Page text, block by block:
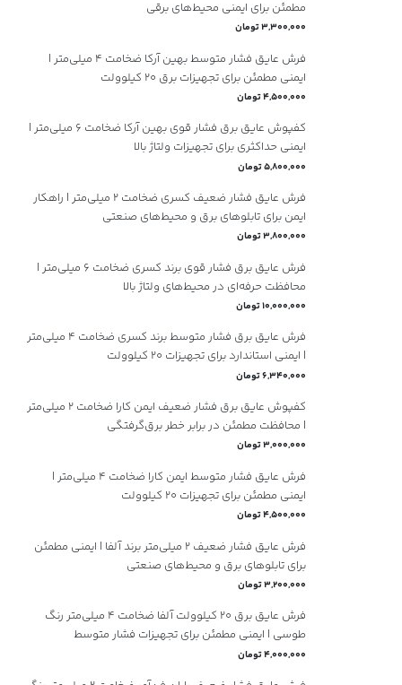
مطمئن برای ایمنی محیط‌های برقی
3,300,000 تومان
فرش عایق فشار متوسط بهین آرکا ضخامت ۴ میلی‌متر |
ایمنی مطمئن برای تجهیزات برق ۲۰ کیلوولت
4,500,000 تومان
کفپوش عایق برق فشار قوی بهین آرکا ضخامت ۶ میلی‌متر |
ایمنی حداکثری برای تجهیزات ولتاژ بالا
5,800,000 تومان
فرش عایق فشار ضعیف کسری ضخامت ۲ میلی‌متر | راهکار
ایمن برای تابلوهای برق و محیط‌های صنعتی
3,800,000 تومان
فرش عایق برق فشار قوی برند کسری ضخامت ۶ میلی‌متر |
محافظت حرفه‌ای در محیط‌های ولتاژ بالا
10,000,000 تومان
فرش عایق برق فشار متوسط برند کسری ضخامت ۴ میلی‌متر
| ایمنی استاندارد برای تجهیزات ۲۰ کیلوولت
6,340,000 تومان
کفپوش عایق برق فشار ضعیف ایمن کارا ضخامت ۲ میلی‌متر
| محافظت مطمئن در برابر خطر برق‌گرفتگی
3,000,000 تومان
فرش عایق فشار متوسط ایمن کارا ضخامت ۴ میلی‌متر |
ایمنی مطمئن برای تجهیزات ۲۰ کیلوولت
4,500,000 تومان
فرش عایق فشار ضعیف ۲ میلی‌متر برند آلفا | ایمنی مطمئن
برای تابلوهای برق و محیط‌های صنعتی
3,200,000 تومان
فرش عایق برق ۲۰ کیلوولت آلفا ضخامت ۴ میلی‌متر رنگ
طوسی | ایمنی مطمئن برای تجهیزات فشار متوسط
4,000,000 تومان